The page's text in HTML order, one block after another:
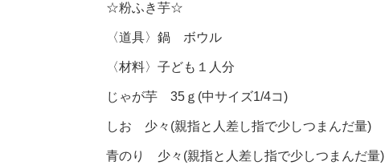
☆粉ふき芋☆
〈道具〉鍋 ボウル
〈材料〉子ども１人分
じゃが芋 35ｇ(中サイズ1/4コ)
しお 少々(親指と人差し指で少しつまんだ量)
青のり 少々(親指と人差し指で少しつまんだ量)